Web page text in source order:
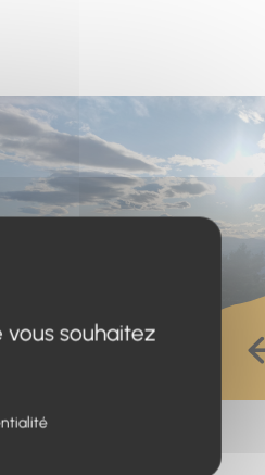
un nouvel onglet)
souhaitez